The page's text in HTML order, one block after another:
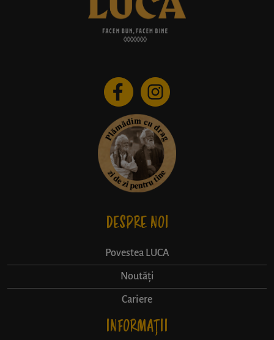
DESPRE NOI
Povestea LUCA
Noutăți
Cariere
INFORMAȚII